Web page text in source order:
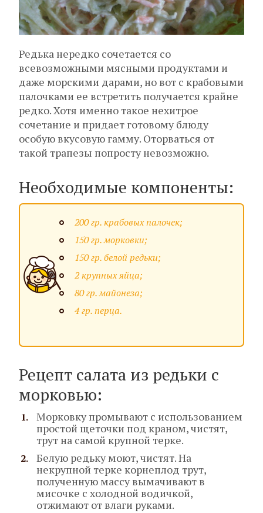
Редька нередко сочетается со
всевозможными мясными продуктами и
даже морскими дарами, но вот с крабовыми
палочками ее встретить получается крайне
редко. Хотя именно такое нехитрое
сочетание и придает готовому блюду
особую вкусовую гамму. Оторваться от
такой трапезы попросту невозможно.
Необходимые компоненты:
200 гр. крабовых палочек;
150 гр. морковки;
150 гр. белой редьки;
2 крупных яйца;
80 гр. майонеза;
4 гр. перца.
Рецепт салата из редьки с
морковью:
Морковку промывают с использованием
простой щеточки под краном, чистят,
трут на самой крупной терке.
Белую редьку моют, чистят. На
некрупной терке корнеплод трут,
полученную массу вымачивают в
мисочке с холодной водичкой,
отжимают от влаги руками.